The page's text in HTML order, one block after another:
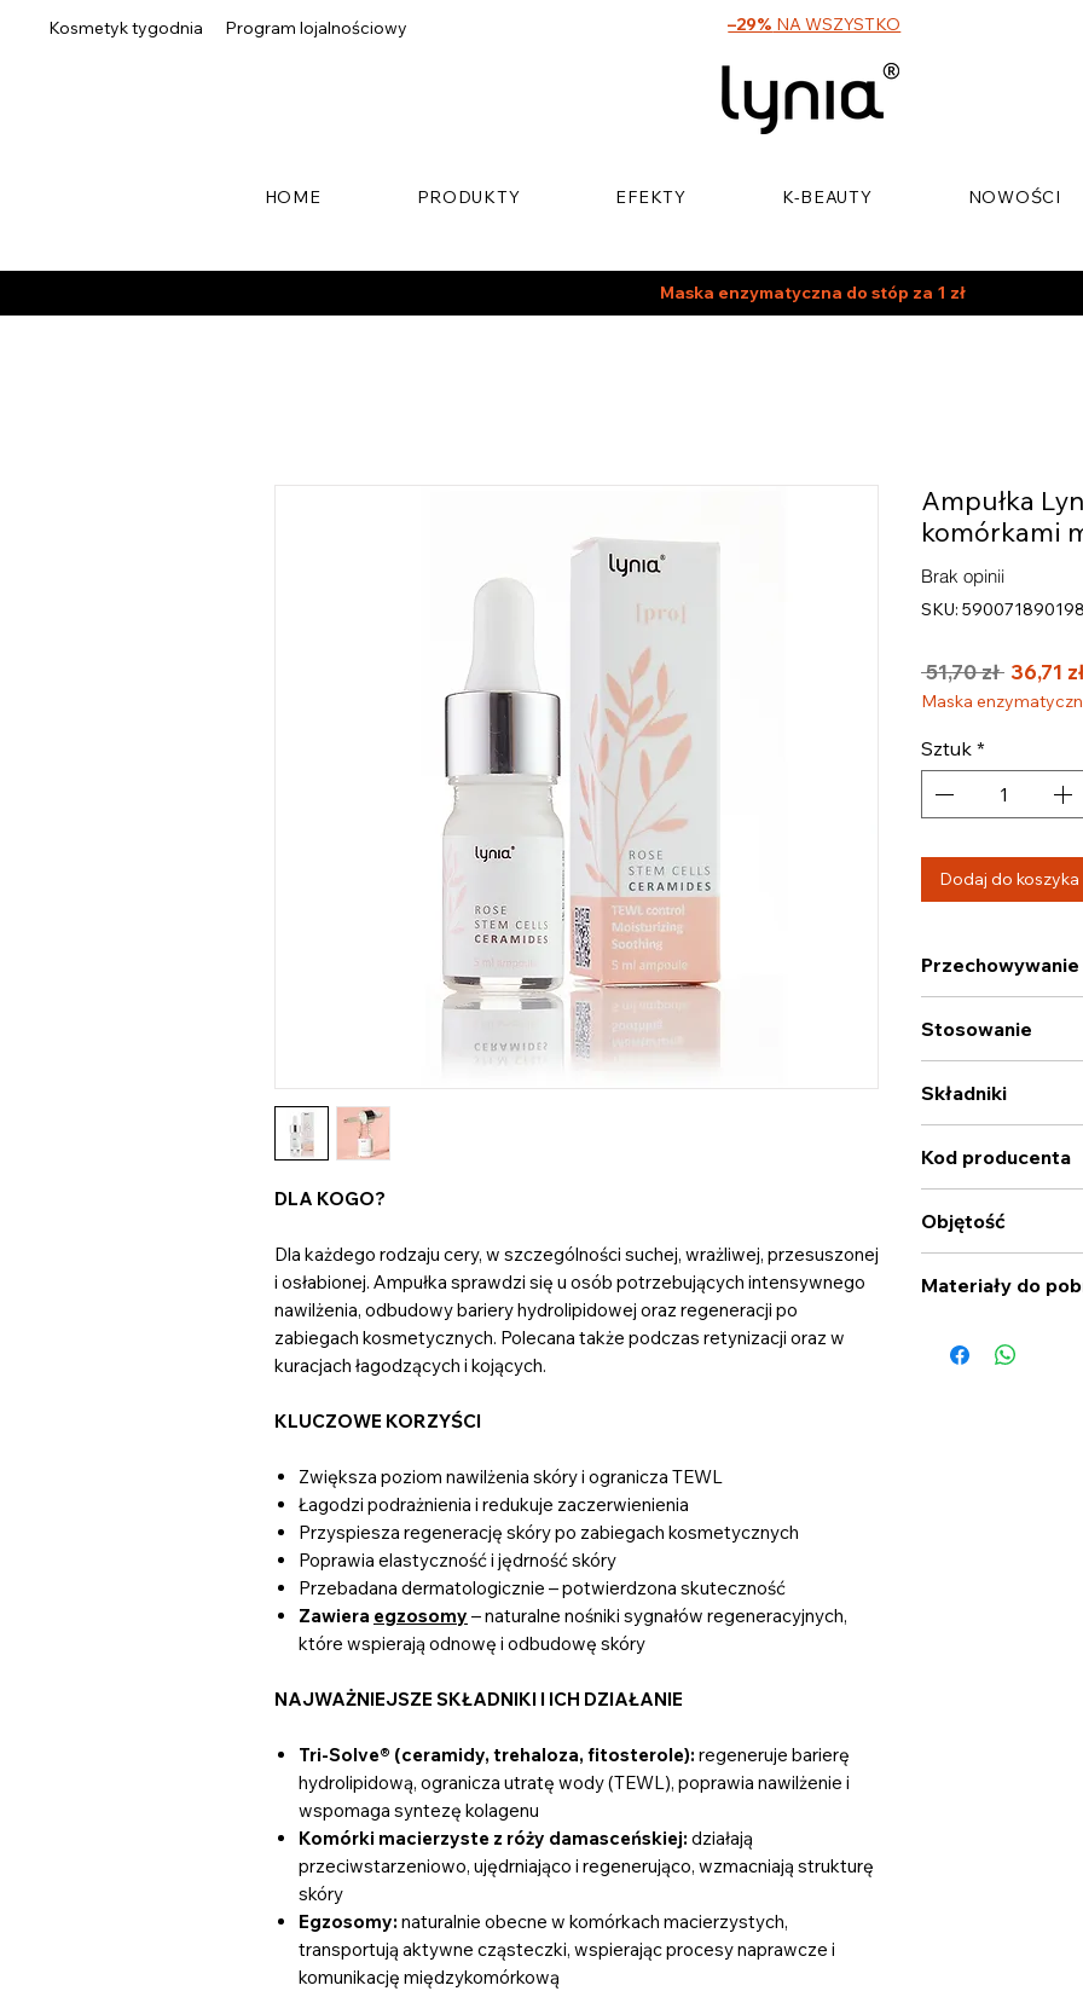
Kosmetyk tygodnia Program lojalnościowy –29% NA WSZYSTKO
HOME PRODUKTY EFEKTY K-BEAUTY NOWOŚCI
Maska enzymatyczna do stóp za 1 zł
DLA KOGO?
Dla każdego rodzaju cery, w szczególności suchej, wrażliwej, przesuszonej
i osłabionej. Ampułka sprawdzi się u osób potrzebujących intensywnego
nawilżenia, odbudowy bariery hydrolipidowej oraz regeneracji po
zabiegach kosmetycznych. Polecana także podczas retynizacji oraz w
kuracjach łagodzących i kojących.
KLUCZOWE KORZYŚCI
Zwiększa poziom nawilżenia skóry i ogranicza TEWL
Łagodzi podrażnienia i redukuje zaczerwienienia
Przyspiesza regenerację skóry po zabiegach kosmetycznych
Poprawia elastyczność i jędrność skóry
Przebadana dermatologicznie – potwierdzona skuteczność
Zawiera egzosomy – naturalne nośniki sygnałów regeneracyjnych,
które wspierają odnowę i odbudowę skóry
NAJWAŻNIEJSZE SKŁADNIKI I ICH DZIAŁANIE
Tri-Solve® (ceramidy, trehaloza, fitosterole): regeneruje barierę
hydrolipidową, ogranicza utratę wody (TEWL), poprawia nawilżenie i
wspomaga syntezę kolagenu
Komórki macierzyste z róży damasceńskiej: działają
przeciwstarzeniowo, ujędrniająco i regenerująco, wzmacniają strukturę
skóry
Egzosomy: naturalnie obecne w komórkach macierzystych,
transportują aktywne cząsteczki, wspierając procesy naprawcze i
komunikację międzykomórkową
Ampułka
komórkami
Brak opinii
SKU:
51,70 zł
cena
36,71
Maska
Sztuk *
Dodaj do koszyka
Przechowywanie
Stosowanie
kosmetyku na skórę
Nie stosować na
oczami.
Składniki
Leaf Cell Extract,
Glycerin,
Xanthan Gum,
Octyldodecanol,
Kod producenta
Objętość
Materiały do